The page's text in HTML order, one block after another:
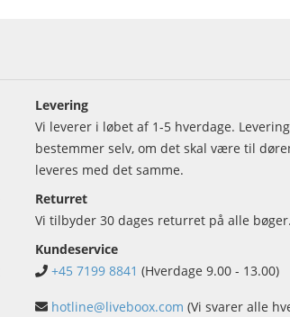
Levering
Vi leverer i løbet af 1-5 hverdage.
bestemmer selv, om det skal være til
leveres med det samme.
Returret
Vi tilbyder 30 dages returret på alle bøger.
Kundeservice
+45 7199 8841 (Hverdage 9.00 - 13.00)
hotline@liveboox.com (Vi svarer alle